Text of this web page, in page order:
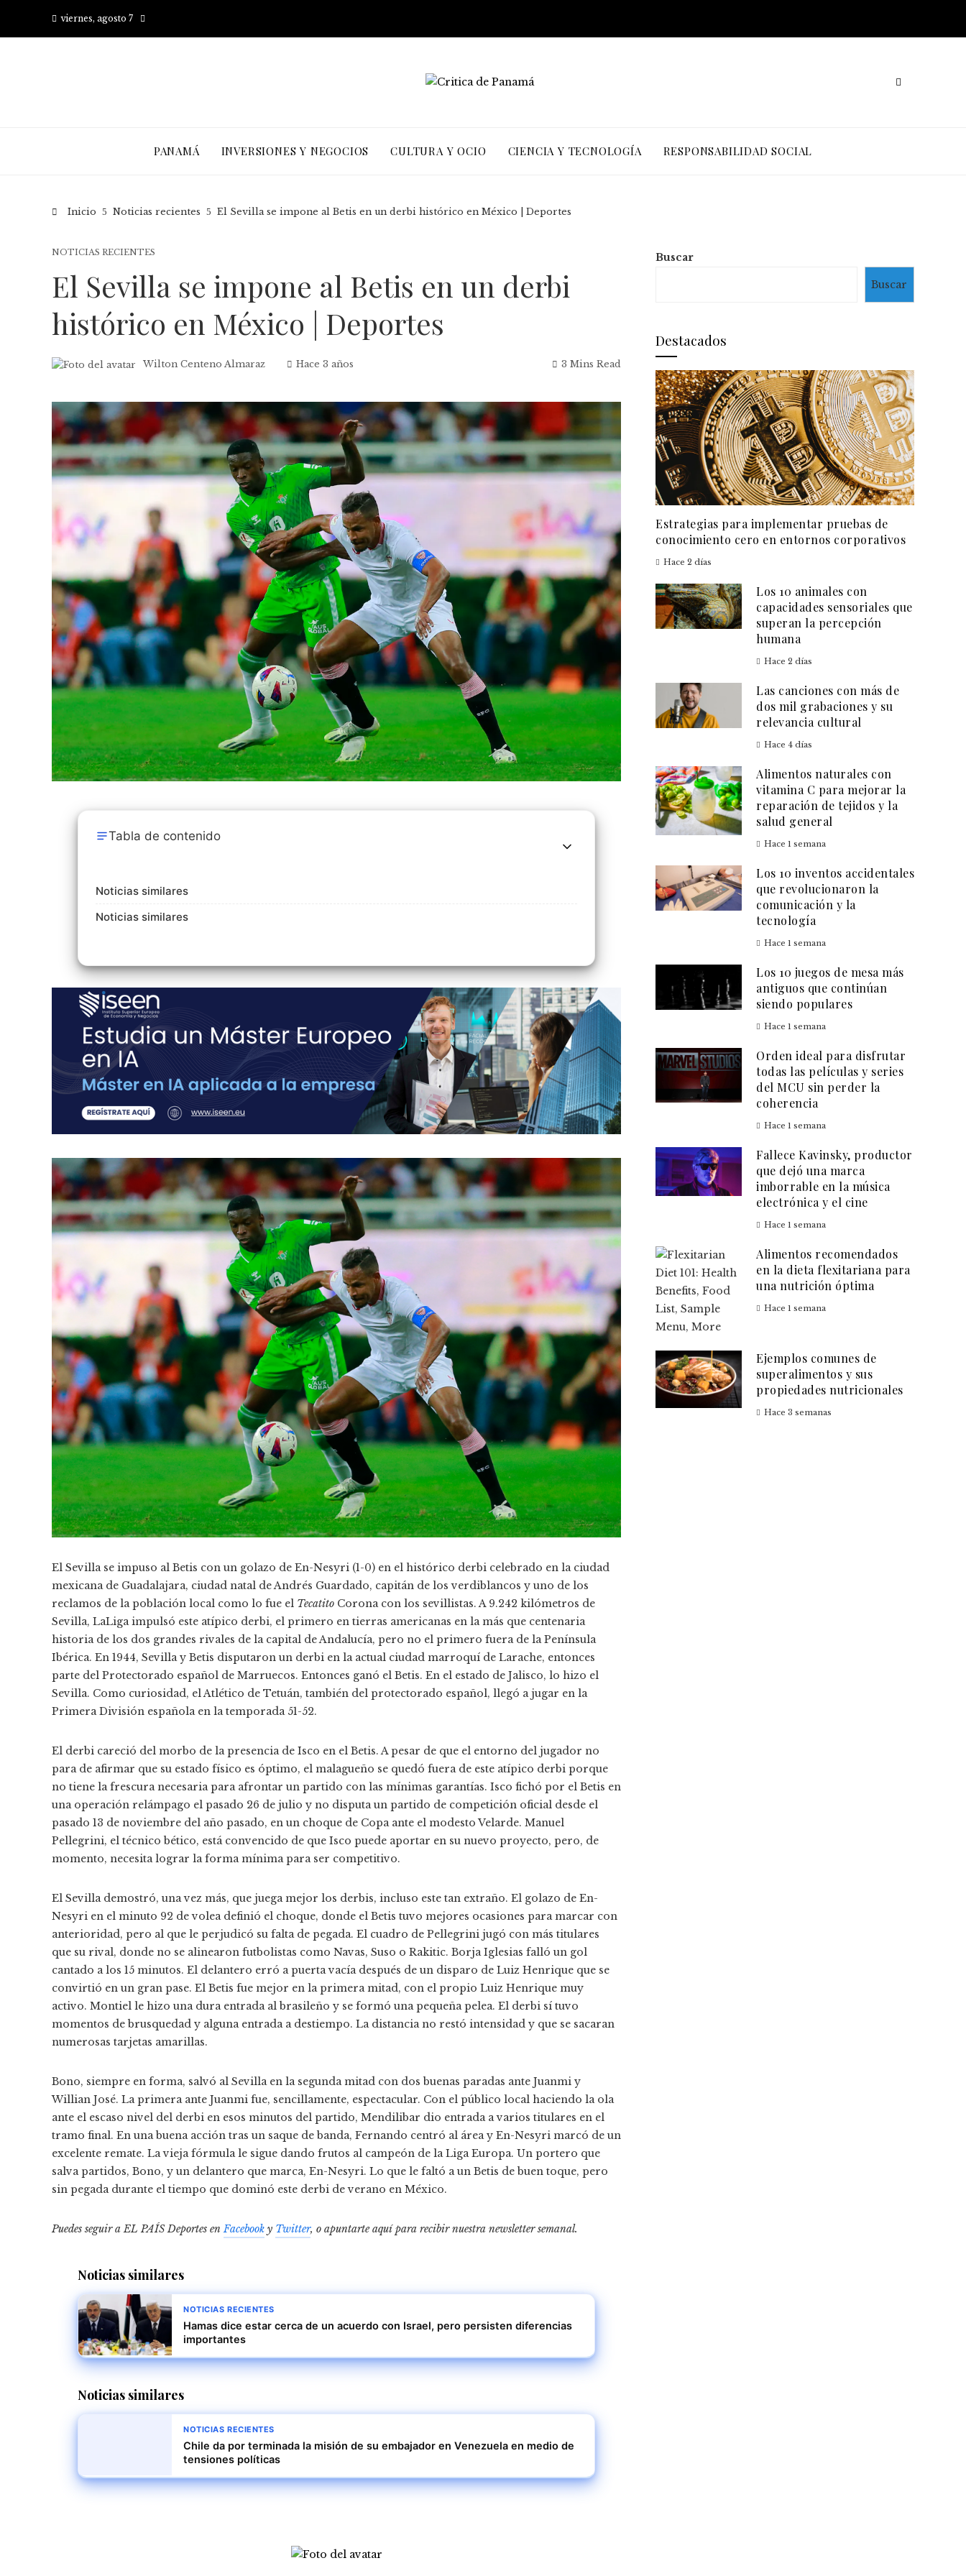
viernes, agosto 7
PANAMÁ INVERSIONES Y NEGOCIOS CULTURA Y OCIO CIENCIA Y TECNOLOGÍA RESPONSABILIDAD SOCIAL
Inicio Noticias recientes El Sevilla se impone al Betis en un derbi histórico en México | Deportes
NOTICIAS RECIENTES
El Sevilla se impone al Betis en un derbi
histórico en México | Deportes
Wilton Centeno Almaraz Hace 3 años 3 Mins Read
Tabla de contenido
Noticias similares
Noticias similares
El Sevilla se impuso al Betis con un golazo de En-Nesyri (1-0) en el histórico derbi celebrado en la ciudad
mexicana de Guadalajara, ciudad natal de Andrés Guardado, capitán de los verdiblancos y uno de los
reclamos de la población local como lo fue el Tecatito Corona con los sevillistas. A 9.242 kilómetros de
Sevilla, LaLiga impulsó este atípico derbi, el primero en tierras americanas en la más que centenaria
historia de los dos grandes rivales de la capital de Andalucía, pero no el primero fuera de la Península
Ibérica. En 1944, Sevilla y Betis disputaron un derbi en la actual ciudad marroquí de Larache, entonces
parte del Protectorado español de Marruecos. Entonces ganó el Betis. En el estado de Jalisco, lo hizo el
Sevilla. Como curiosidad, el Atlético de Tetuán, también del protectorado español, llegó a jugar en la
Primera División española en la temporada 51-52.
El derbi careció del morbo de la presencia de Isco en el Betis. A pesar de que el entorno del jugador no
para de afirmar que su estado físico es óptimo, el malagueño se quedó fuera de este atípico derbi porque
no tiene la frescura necesaria para afrontar un partido con las mínimas garantías. Isco fichó por el Betis en
una operación relámpago el pasado 26 de julio y no disputa un partido de competición oficial desde el
pasado 13 de noviembre del año pasado, en un choque de Copa ante el modesto Velarde. Manuel
Pellegrini, el técnico bético, está convencido de que Isco puede aportar en su nuevo proyecto, pero, de
momento, necesita lograr la forma mínima para ser competitivo.
El Sevilla demostró, una vez más, que juega mejor los derbis, incluso este tan extraño. El golazo de En-
Nesyri en el minuto 92 de volea definió el choque, donde el Betis tuvo mejores ocasiones para marcar con
anterioridad, pero al que le perjudicó su falta de pegada. El cuadro de Pellegrini jugó con más titulares
que su rival, donde no se alinearon futbolistas como Navas, Suso o Rakitic. Borja Iglesias falló un gol
cantado a los 15 minutos. El delantero erró a puerta vacía después de un disparo de Luiz Henrique que se
convirtió en un gran pase. El Betis fue mejor en la primera mitad, con el propio Luiz Henrique muy
activo. Montiel le hizo una dura entrada al brasileño y se formó una pequeña pelea. El derbi sí tuvo
momentos de brusquedad y alguna entrada a destiempo. La distancia no restó intensidad y que se sacaran
numerosas tarjetas amarillas.
Bono, siempre en forma, salvó al Sevilla en la segunda mitad con dos buenas paradas ante Juanmi y
Willian José. La primera ante Juanmi fue, sencillamente, espectacular. Con el público local haciendo la ola
ante el escaso nivel del derbi en esos minutos del partido, Mendilibar dio entrada a varios titulares en el
tramo final. En una buena acción tras un saque de banda, Fernando centró al área y En-Nesyri marcó de un
excelente remate. La vieja fórmula le sigue dando frutos al campeón de la Liga Europa. Un portero que
salva partidos, Bono, y un delantero que marca, En-Nesyri. Lo que le faltó a un Betis de buen toque, pero
sin pegada durante el tiempo que dominó este derbi de verano en México.
Puedes seguir a EL PAÍS Deportes enFacebook y Twitter, o apuntarte aquí para recibirnuestra newsletter semanal.
Noticias similares
NOTICIAS RECIENTES
Hamas dice estar cerca de un acuerdo con Israel, pero persisten diferencias
importantes
Noticias similares
NOTICIAS RECIENTES
Chile da por terminada la misión de su embajador en Venezuela en medio de
tensiones políticas
Buscar
Buscar
Destacados
Estrategias para implementar pruebas de
conocimiento cero en entornos corporativos
Hace 2 días
Los 10 animales con
capacidades sensoriales que
superan la percepción
humana
Hace 2 días
Las canciones con más de
dos mil grabaciones y su
relevancia cultural
Hace 4 días
Alimentos naturales con
vitamina C para mejorar la
reparación de tejidos y la
salud general
Hace 1 semana
Los 10 inventos accidentales
que revolucionaron la
comunicación y la
tecnología
Hace 1 semana
Los 10 juegos de mesa más
antiguos que continúan
siendo populares
Hace 1 semana
Orden ideal para disfrutar
todas las películas y series
del MCU sin perder la
coherencia
Hace 1 semana
Fallece Kavinsky, productor
que dejó una marca
imborrable en la música
electrónica y el cine
Hace 1 semana
Alimentos recomendados
en la dieta flexitariana para
una nutrición óptima
Hace 1 semana
Ejemplos comunes de
superalimentos y sus
propiedades nutricionales
Hace 3 semanas